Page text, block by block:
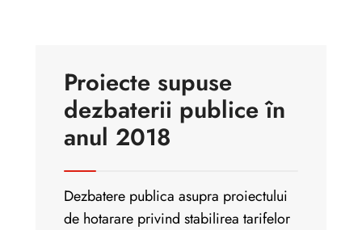
Proiecte supuse
dezbaterii publice în
anul 2018
Dezbatere publica asupra proiectului
de hotarare privind stabilirea tarifelor